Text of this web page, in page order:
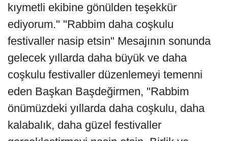
kıymetli ekibine gönülden teşekkür
ediyorum." "Rabbim daha coşkulu
festivaller nasip etsin" Mesajının sonunda
gelecek yıllarda daha büyük ve daha
coşkulu festivaller düzenlemeyi temenni
eden Başkan Başdeğirmen, "Rabbim
önümüzdeki yıllarda daha coşkulu, daha
kalabalık, daha güzel festivaller